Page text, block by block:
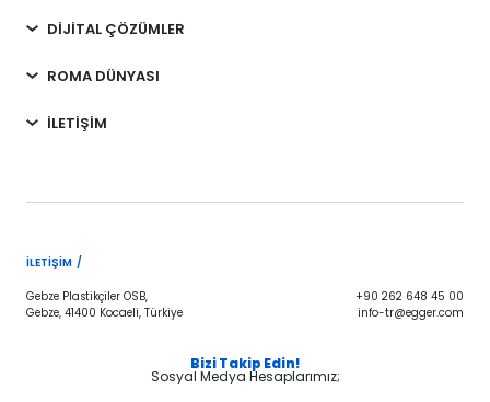
DİJİTAL ÇÖZÜMLER
ROMA DÜNYASI
İLETİŞİM
İLETIŞIM /
Gebze Plastikçiler OSB,
Gebze, 41400 Kocaeli, Türkiye
+90 262 648 45 00
info-tr@egger.com
Bizi Takip Edin!
Sosyal Medya Hesaplarımız;